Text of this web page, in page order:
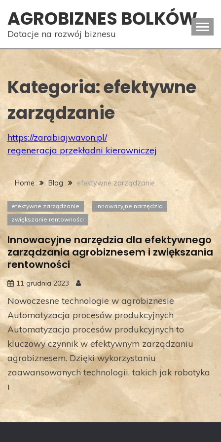
content
AGROBIZNES BOLKÓW
Dotacje na rozwój biznesu
Kategoria:efektywne
zarządzanie
https://zarabiajwavon.pl/
regeneracja przekładni kierowniczej
Home Blog efektywne zarządzanie
efektywne zarządzanie
innowacyjne narzędzia
zwiększanie rentowności
Innowacyjne narzędzia dla efektywnego
zarządzania agrobiznesem i zwiększania
rentowności
11 grudnia 2023
Nowoczesne technologie w agrobiznesie
Automatyzacja procesów produkcyjnych
Automatyzacja procesów produkcyjnych to
kluczowy czynnik w efektywnym zarządzaniu
agrobiznesem. Dzięki wykorzystaniu
zaawansowanych technologii, takich jak robotyka
i